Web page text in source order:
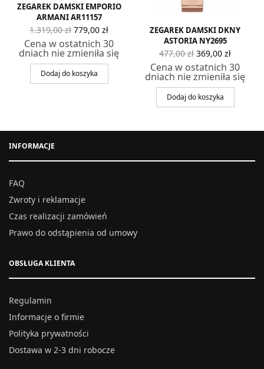
ZEGAREK DAMSKI EMPORIO
ARMANI AR11157
1.319,00zł Pierwotna
cena
wynosiła:
1.319,00 zł.
779,00 zł
wynosi:
779,00 zł.
Cena w ostatnich 30
dniach nie zmieniła się
Dodaj do koszyka
ZEGAREK DAMSKI DKNY
ASTORIA NY2695
477,00zł Pierwotna
cena
wynosiła:
477,00 zł.
369,00 zł
369,00
Cena w ostatnich 30
dniach nie zmieniła się
Dodaj do koszyka
INFORMACJE
FAQ
Zwroty i reklamacje
Czas realizacji zamówień
Prawo do odstąpienia od umowy
OBSŁUGA KLIENTA
Regulamin
Informacje o firmie
Polityka prywatności
Dostawa w 2-3 dni robocze